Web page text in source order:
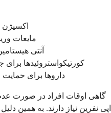
مایعات
آنتی
کورتیکواستروئیدها
داروها برای
گاهی اوقات افراد در صورت عدم
اپی نفرین نیاز دارند. به همین